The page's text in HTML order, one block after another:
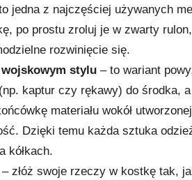
jedna z najczęściej używanych
po prostu zroluj je w zwarty
rozwinięcie się.
wojskowym stylu– to wariant
kaptur czy rękawy) do środka,
materiału wokół
Dzięki temu każda sztuka
kółkach.
– złóż swoje rzeczy w kostkę tak,